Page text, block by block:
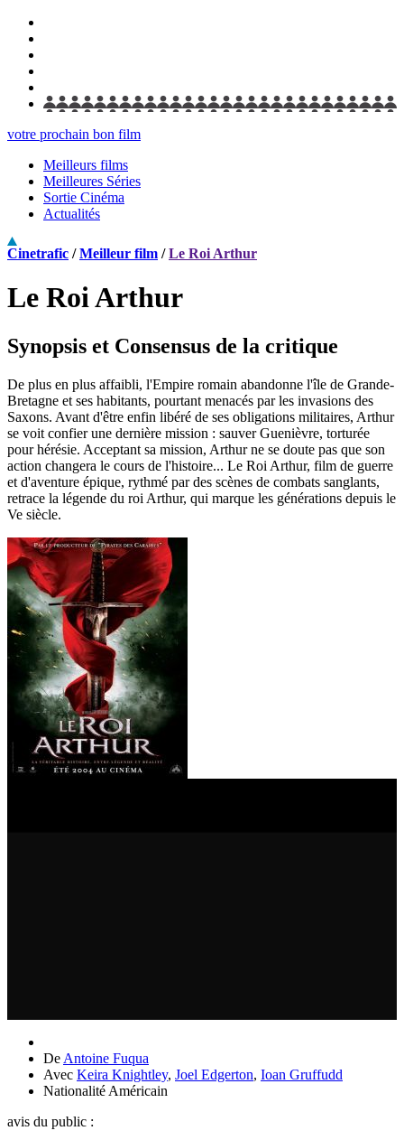
votre prochain bon film
Meilleurs films
Meilleures Séries
Sortie Cinéma
Actualités
Cinetrafic /Meilleur film /Le Roi Arthur
Le Roi Arthur
Synopsis et Consensus de la critique
De plus en plus affaibli, l'Empire romain abandonne l'île de Grande-
Bretagne et ses habitants, pourtant menacés par les invasions des
Saxons. Avant d'être enfin libéré de ses obligations militaires, Arthur
se voit confier une dernière mission : sauver Guenièvre, torturée
pour hérésie. Acceptant sa mission, Arthur ne se doute pas que son
action changera le cours de l'histoire... Le Roi Arthur, film de guerre
et d'aventure épique, rythmé par des scènes de combats sanglants,
retrace la légende du roi Arthur, qui marque les générations depuis le
Ve siècle.
De Antoine Fuqua
Avec Keira Knightley, Joel Edgerton, Ioan Gruffudd
Nationalité Américain
avis du public :